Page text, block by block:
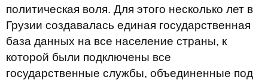
политическая воля. Для этого несколько лет в
Грузии создавалась единая государственная
база данных на все население страны, к
которой были подключены все
государственные службы, объединенные под